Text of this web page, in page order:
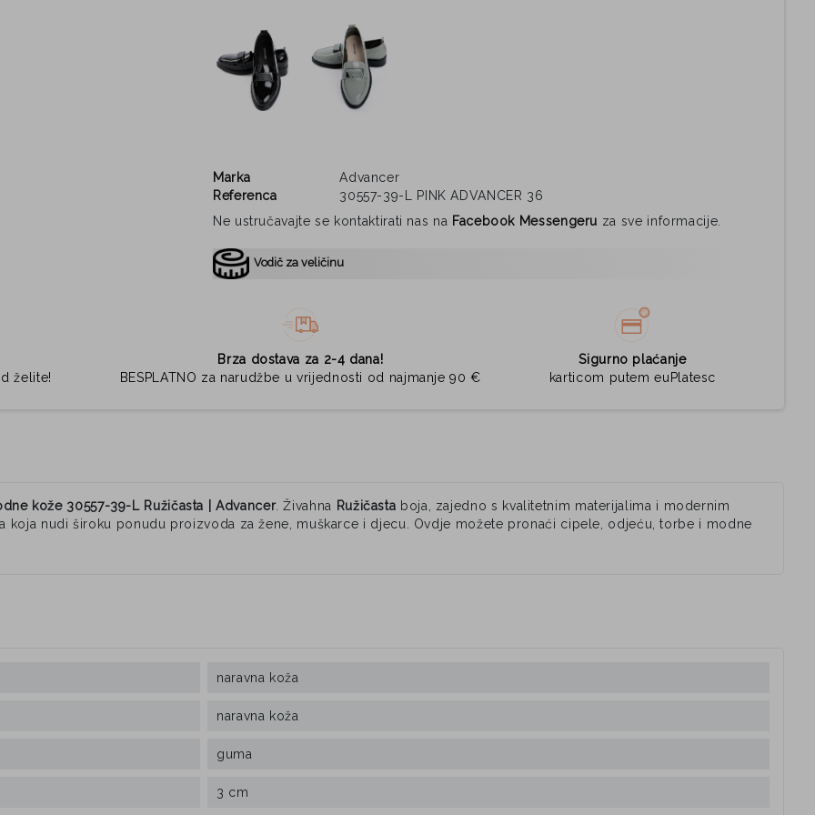
Marka
Advancer
Referenca
30557-39-L PINK ADVANCER 36
Ne ustručavajte se kontaktirati nas na Facebook Messengeru za sve informacije.
Vodič za veličinu
želite!
Brza dostava za 2-4 dana!
BESPLATNO za narudžbe u vrijednosti od najmanje 90 €
Sigurno plaćanje
karticom putem euPlatesc
kože 30557-39-L Ružičasta | Advancer. Živahna Ružičasta boja, zajedno s kvalitetnim materijalima i modernim
koja nudi široku ponudu proizvoda za žene, muškarce i djecu. Ovdje možete pronaći cipele, odjeću, torbe i modne
naravna koža
naravna koža
guma
3 cm